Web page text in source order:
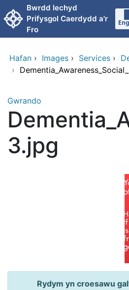
Neidio i'r prif gynnwy
Bwrdd Iechyd
Prifysgol Caerdydd a'r
Fro
Hafan › Images › Services ›
›
Gwrando
3.jpg
Rydym yn croesawu